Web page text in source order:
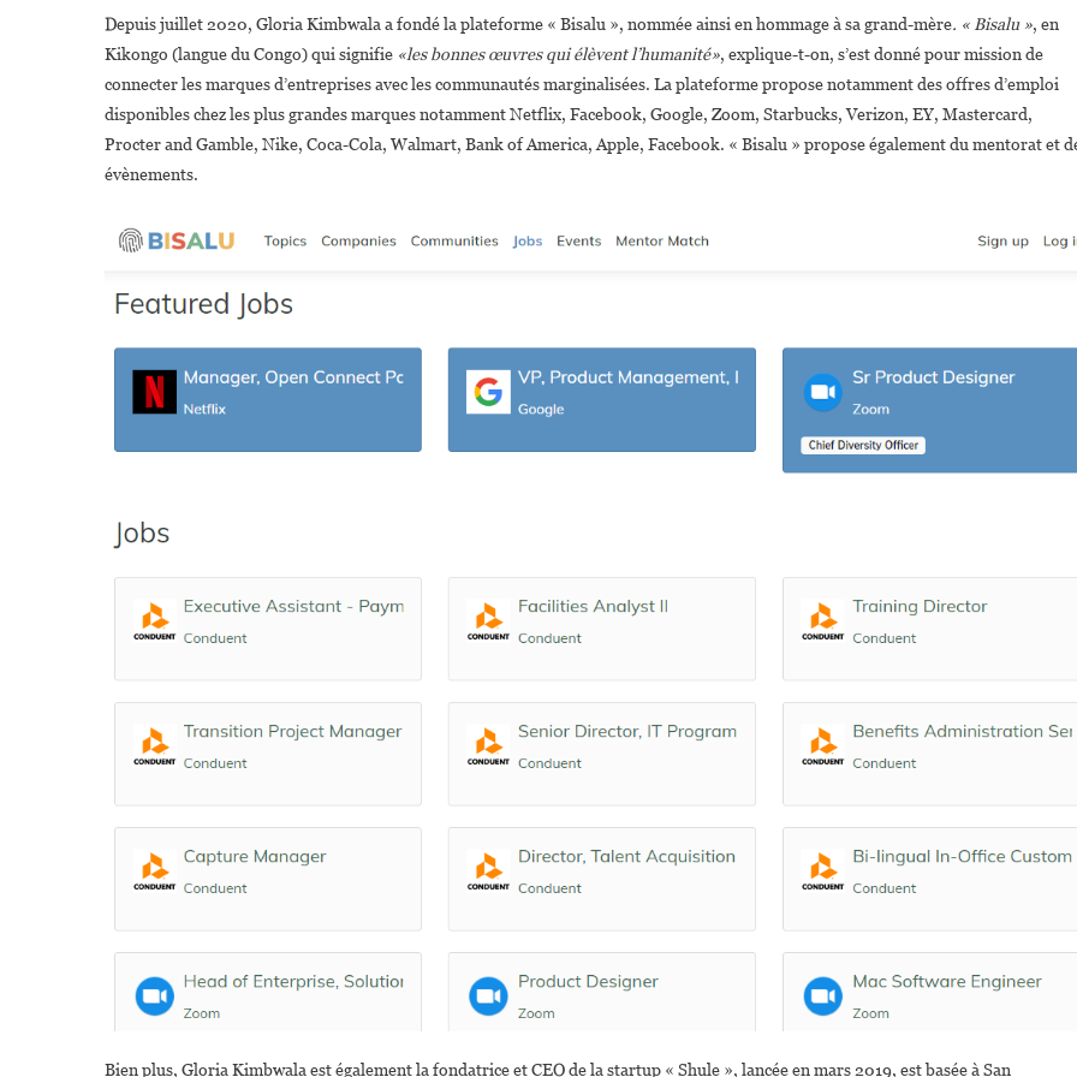
Depuis juillet 2020, Gloria Kimbwala a fondé la plateforme « Bisalu », nommée ainsi en hommage à sa grand-mère. « Bisalu », en
Kikongo (langue du Congo) qui signifie «les bonnes œuvres qui élèvent l’humanité», explique-t-on, s’est donné pour mission de
connecter les marques d’entreprises avec les communautés marginalisées. La plateforme propose notamment des offres d’emploi
disponibles chez les plus grandes marques notamment Netflix, Facebook, Google, Zoom, Starbucks, Verizon, EY, Mastercard,
Procter and Gamble, Nike, Coca-Cola, Walmart, Bank of America, Apple, Facebook. « Bisalu » propose également du mentorat et
évènements.
Bien plus, Gloria Kimbwala est également la fondatrice et CEO de la startup « Shule », lancée en mars 2019, est basée à San